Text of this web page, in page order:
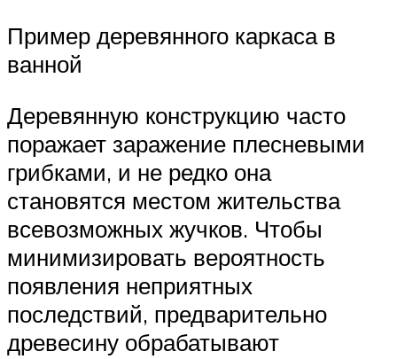
Пример деревянного каркаса в
ванной
Деревянную конструкцию часто
поражает заражение плесневыми
грибками, и не редко она
становятся местом жительства
всевозможных жучков. Чтобы
минимизировать вероятность
появления неприятных
последствий, предварительно
древесину обрабатывают